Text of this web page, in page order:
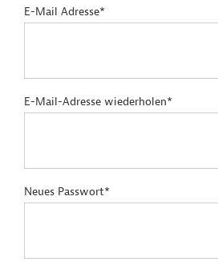
E-Mail Adresse*
E-Mail-Adresse wiederholen*
Neues Passwort*